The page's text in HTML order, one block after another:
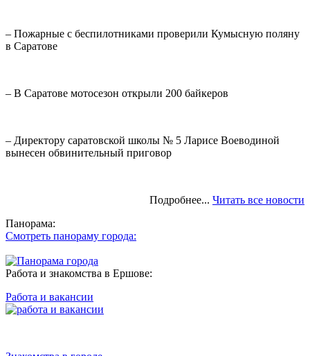
– Пожарные с беспилотниками проверили Кумысную поляну
в Саратове
– В Саратове мотосезон открыли 200 байкеров
– Директору саратовской школы № 5 Ларисе Воеводиной
вынесен обвинительный приговор
Подробнее... Читать все новости
Панорама:
Смотреть панораму города:
Работа и знакомства в Ершове:
Работа и вакансии